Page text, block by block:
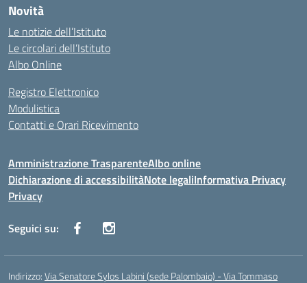
Novità
Le notizie dell’Istituto
Le circolari dell’Istituto
Albo Online
Registro Elettronico
Modulistica
Contatti e Orari Ricevimento
Amministrazione TrasparenteAlbo online
Dichiarazione di accessibilitàNote legaliInformativa Privacy
Privacy
Seguici su:
Indirizzo:Via Senatore Sylos Labini (sede Palombaio) - Via Tommaso